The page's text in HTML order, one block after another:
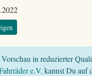
in reduzierter
e.V. kannst Du auf